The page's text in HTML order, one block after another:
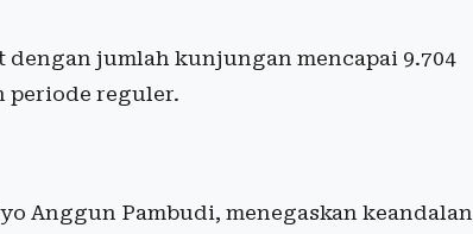
jumlah kunjungan mencapai 9.704
periode reguler.
Anggun Pambudi, menegaskan keandalan